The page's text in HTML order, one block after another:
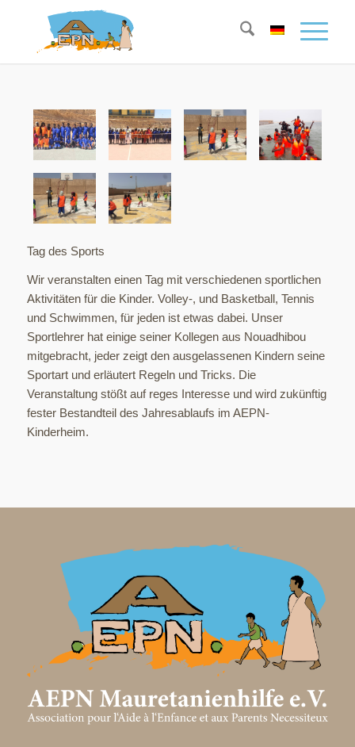
Tag des Sports
Wir veranstalten einen Tag mit verschiedenen sportlichen
Aktivitäten für die Kinder. Volley-, und Basketball, Tennis
und Schwimmen, für jeden ist etwas dabei. Unser
Sportlehrer hat einige seiner Kollegen aus Nouadhibou
mitgebracht, jeder zeigt den ausgelassenen Kindern seine
Sportart und erläutert Regeln und Tricks. Die
Veranstaltung stößt auf reges Interesse und wird zukünftig
fester Bestandteil des Jahresablaufs im AEPN-
Kinderheim.